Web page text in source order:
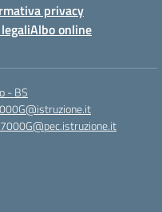
privacy
Albo online
- BS